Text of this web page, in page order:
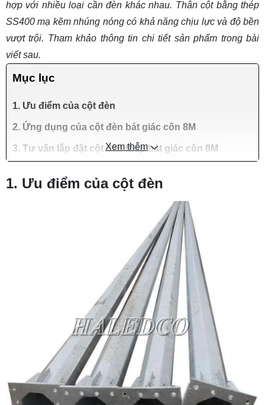
hợp với nhiều loại cần đèn khác nhau. Thân cột bằng thép
SS400 mạ kẽm nhúng nóng có khả năng chịu lực và độ bền
vượt trội. Tham khảo thông tin chi tiết sản phẩm trong bài
viết sau.
Mục lục
1. Ưu điểm của cột đèn
2. Ứng dụng của cột đèn bát giác côn 8M
3. Tư vấn lắp đặt cột đèn thép bát giác côn 8M
Xem thêm
1. Ưu điểm của cột đèn